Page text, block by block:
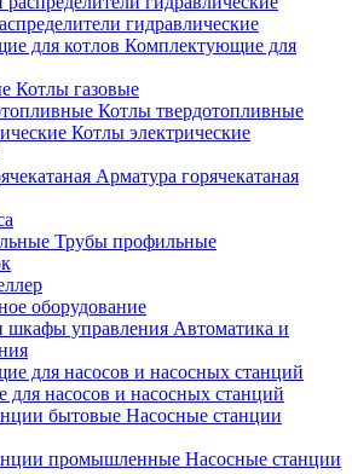
гидравлические
Комплектующие для
Котлы газовые
Котлы твердотопливные
Котлы электрические
Арматура горячекатаная
Трубы профильные
оборудование
Автоматика и
насосов и насосных станций
Насосные станции
Насосные станции